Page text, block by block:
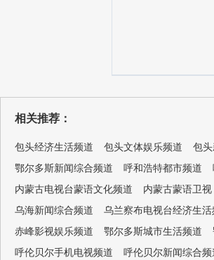
相关推荐：
包头经济生活频道 包头文体娱乐频道 包
鄂尔多斯新闻综合频道
呼和浩特都市频道
内蒙古电视台蒙语文化频道
内蒙古蒙语卫视
乌海新闻综合频道
乌兰察布电视台经济生活
赤峰影视娱乐频道
鄂尔多斯城市生活频道
呼伦贝尔手机电视频道
呼伦贝尔新闻综合频